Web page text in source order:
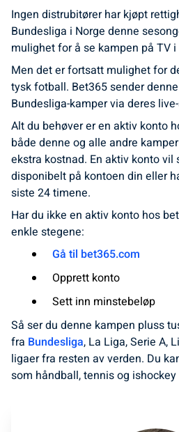
Ingen distrubitører har kjøpt
Bundesliga i Norge denne
mulighet for å se kampen på TV i
Men det er fortsatt mulighet for
tysk fotball. Bet365 sender
Bundesliga-kamper via deres
Alt du behøver er en aktiv konto
både denne og alle andre
ekstra kostnad. En aktiv konto vil
disponibelt på kontoen din eller
siste 24 timene.
Har du ikke en aktiv konto hos
enkle stegene:
Gå til bet365.com
Opprett konto
Sett inn minstebeløp
Så ser du denne kampen pluss
fra Bundesliga, La Liga, Serie A,
ligaer fra resten av verden. Du
som håndball, tennis og